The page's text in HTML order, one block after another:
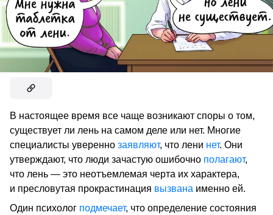
В настоящее время все чаще возникают споры о том,
существует ли лень на самом деле или нет. Многие
специалисты уверенно заявляют, что лени нет. Они
утверждают, что люди зачастую ошибочно полагают,
что лень — это неотъемлемая черта их характера,
и пресловутая прокрастинация вызвана именно ей.
Один психолог подмечает, что определение состояния